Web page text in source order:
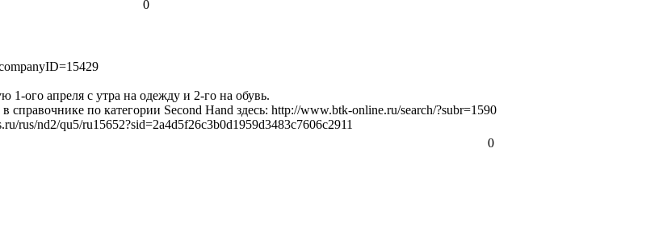
0
1-ого апреля с утра на одежду и 2-го на обувь.
справочнике по категории Second Hand здесь: http://www.btk-online.ru/search/?subr=1590
rus/nd2/qu5/ru15652?sid=2a4d5f26c3b0d1959d3483c7606c2911
0